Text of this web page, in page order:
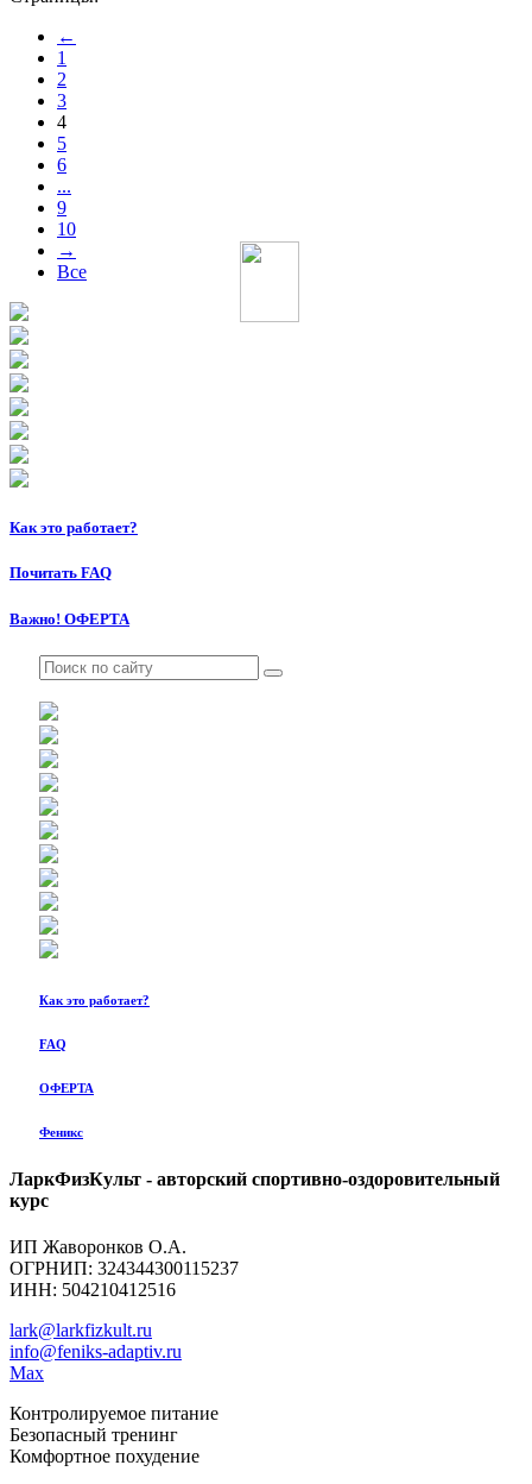
←
1
2
3
4
5
6
...
9
10
→
Все
Как это работает?
Почитать FAQ
Важно! ОФЕРТА
Как это работает?
FAQ
ОФЕРТА
Феникс
ЛаркФизКульт - авторский спортивно-оздоровительный
курс
ИП Жаворонков О.А.
ОГРНИП: 324344300115237
ИНН: 504210412516
lark@larkfizkult.ru
info@feniks-adaptiv.ru
Max
Контролируемое питание
Безопасный тренинг
Комфортное похудение